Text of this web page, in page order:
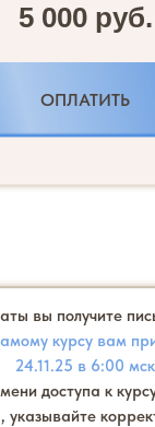
вы получите
курсу вам
24.11.25 в 6:00
доступа к
указывайте
5 000 руб.
ОПЛАТИТЬ